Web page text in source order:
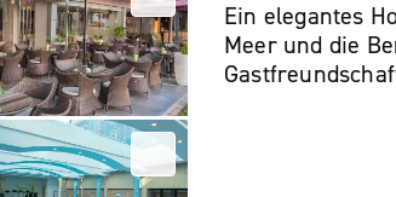
Ein elegantes
Meer und die